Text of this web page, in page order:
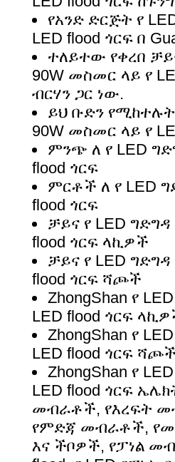
የአንድ ድርጅት የ
LED flood ጎርፍ በ
ተለይተው የቀረበ
90W መስመር ላይ የ
ብርሃን ጋር ነው.
ይህ ቡድን
90W መስመር ላይ የ
ምንጭ ለ የ LED
flood ጎርፍ
ምርቶች ለ የ LED
flood ጎርፍ
ቻይና የ LED
flood ጎርፍ ላኪዎች
ቻይና የ LED
flood ጎርፍ ሻጮች
ZhongShan የ
LED flood ጎርፍ
ZhongShan የ
LED flood ጎርፍ
ZhongShan የ
LED flood ጎርፍ
መብራቶች, የእረፍት
የምድጃ መብራቶች,
እና ችቦዎች, የፓነል